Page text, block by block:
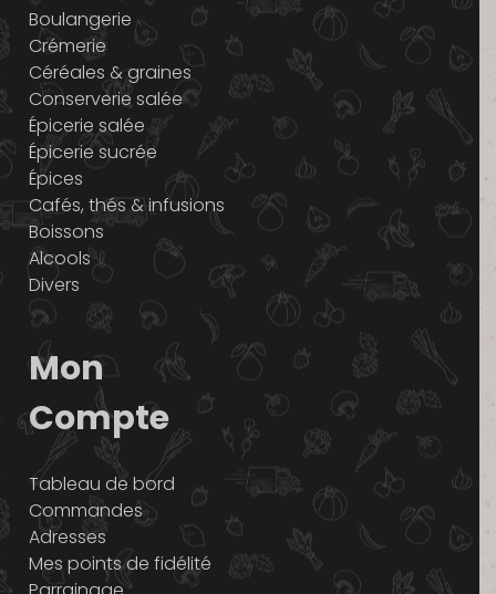
Boulangerie
Crémerie
Céréales & graines
Conserverie salée
Épicerie salée
Épicerie sucrée
Épices
Cafés, thés & infusions
Boissons
Alcools
Divers
Mon
Compte
Tableau de bord
Commandes
Adresses
Mes points de fidélité